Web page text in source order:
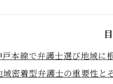
戸本線で弁護士選び地域に
域密着型弁護士の重要性と